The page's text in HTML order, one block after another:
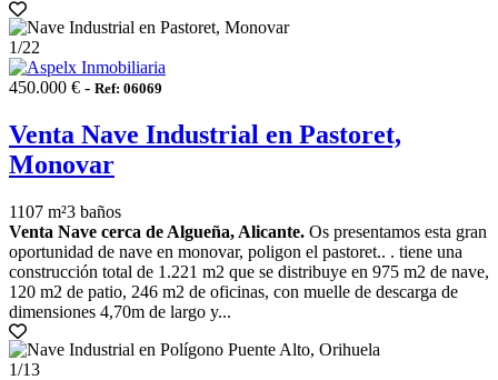
1/22
450.000 € - Ref: 06069
Venta Nave Industrial en Pastoret,
Monovar
1107 m²3 baños
Venta Nave cerca de Algueña, Alicante. Os presentamos esta gran
oportunidad de nave en monovar, poligon el pastoret.. . tiene una
construcción total de 1.221 m2 que se distribuye en 975 m2 de nave,
120 m2 de patio, 246 m2 de oficinas, con muelle de descarga de
dimensiones 4,70m de largo y...
1/13